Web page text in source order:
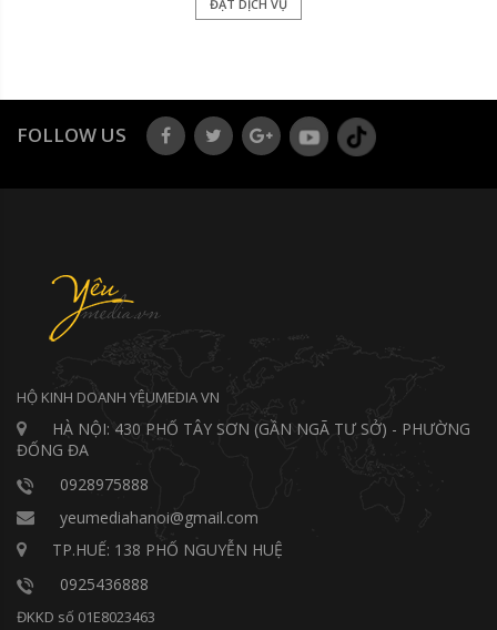
ĐẶT DỊCH VỤ
FOLLOW US
HỘ KINH DOANH YÊUMEDIA VN
HÀ NỘI: 430 PHỐ TÂY SƠN (GẦN NGÃ TƯ SỞ) - PHƯỜNG
ĐỐNG ĐA
0928975888
yeumediahanoi@gmail.com
TP.HUẾ: 138 PHỐ NGUYỄN HUỆ
0925436888
ĐKKD số 01E8023463